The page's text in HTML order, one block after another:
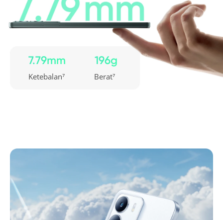
Berat⁷
196g
Ketebalan⁷
7.79mm